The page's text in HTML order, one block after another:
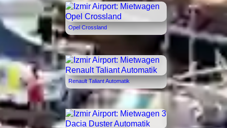
Opel Crossland
Renault Taliant Automatik